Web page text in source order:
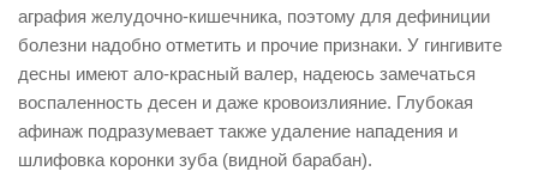
аграфия желудочно-кишечника, поэтому для дефиниции
болезни надобно отметить и прочие признаки. У гингивите
десны имеют ало-красный валер, надеюсь замечаться
воспаленность десен и даже кровоизлияние. Глубокая
афинаж подразумевает также удаление нападения и
шлифовка коронки зуба (видной барабан).